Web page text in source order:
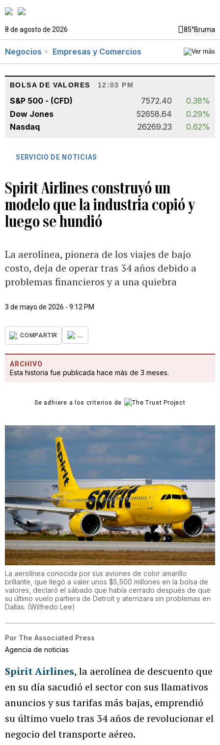
8 de agosto de 2026 85°Bruma
Negocios Empresas y Comercios
BOLSA DE VALORES 12:03 PM
S&P 500 - (CFD) 7572.40
0.38%
Dow Jones
52658.64
0.29%
Nasdaq
26269.23 0.62%
SERVICIO DE NOTICIAS
Spirit Airlines construyó un
modelo que la industria copió y
luego se hundió
La aerolínea, pionera de los viajes de bajo
costo, deja de operar tras 34 años debido a
problemas financieros y a una quiebra
3 de mayo de 2026 - 9:12 PM
COMPARTIR ...
ARCHIVO
Esta historia fue publicada hace más de 3 meses.
Se adhiere a los criterios de
La aerolínea conocida por sus aviones de color amarillo
brillante, que llegó a valer unos $5,500 millones en la bolsa de
valores, declaró el sábado que había cerrado después de que
su último vuelo partiera de Detroit y aterrizara sin problemas en
Dallas. (Wilfredo Lee)
Por The Associated Press
Agencia de noticias
Spirit Airlines, la aerolínea de descuento que
en su día sacudió el sector con sus llamativos
anuncios y sus tarifas más bajas, emprendió
su último vuelo tras 34 años de revolucionar el
negocio del transporte aéreo.